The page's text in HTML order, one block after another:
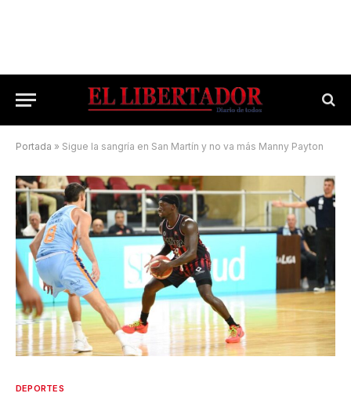
Portada » Sigue la sangría en San Martín y no va más Manny Payton
DEPORTES